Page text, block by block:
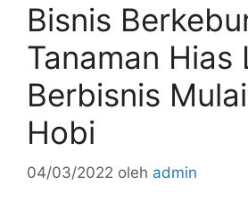
Bisnis
Tanaman Hias
Berbisnis
Hobi
04/03/2022 oleh admin